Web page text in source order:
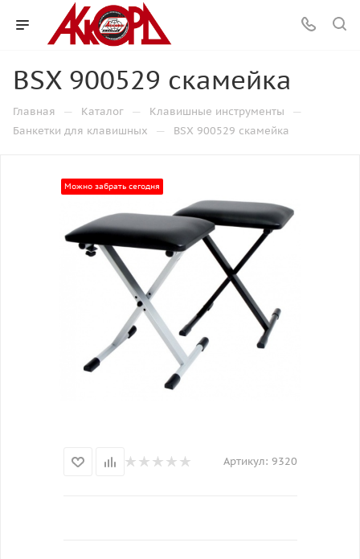
BSX 900529 скамейка
Главная — Каталог — Клавишные инструменты —
Банкетки для клавишных — BSX 900529 скамейка
Можно забрать сегодня
Артикул: 9320